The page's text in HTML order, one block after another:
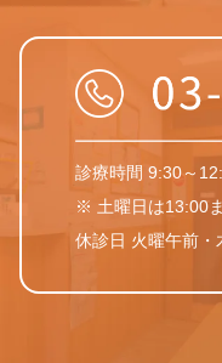
診療時間 9:30～
※ 土曜日は13:00
休診日 火曜午前・